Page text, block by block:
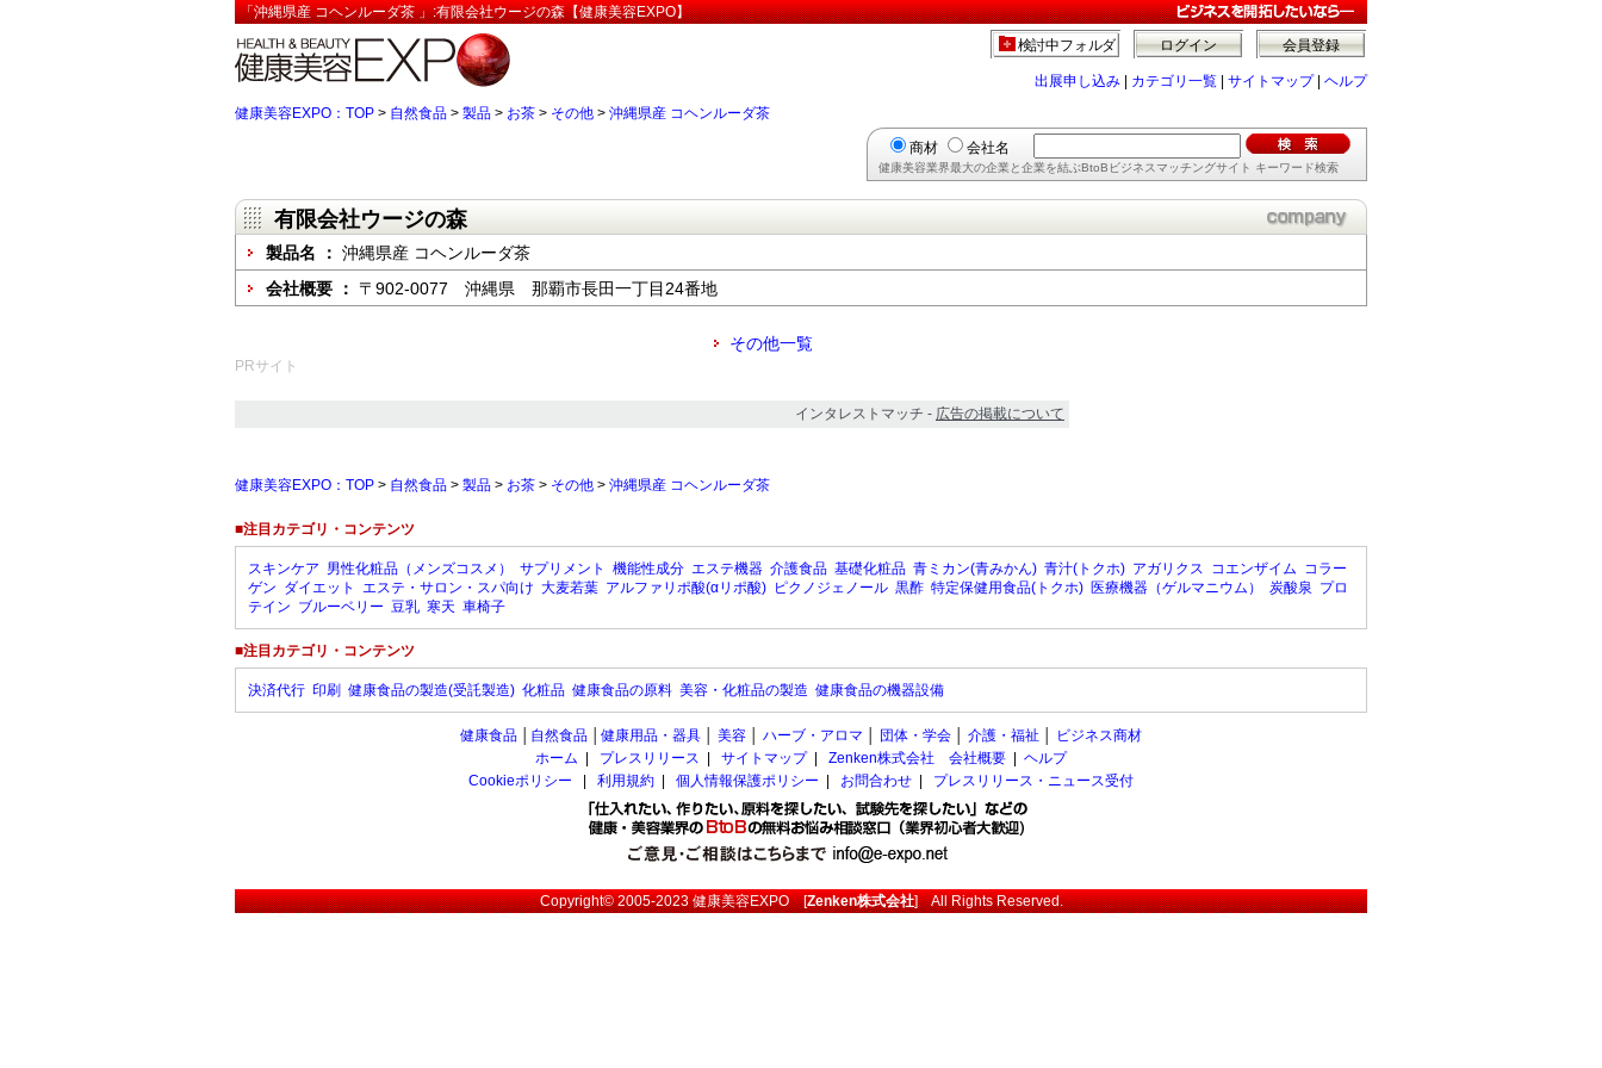
「沖縄県産 コヘンルーダ茶 」:有限会社ウージの森【健康美容EXPO】
会員登録
ログイン
検討中フォルダ
出展申し込み カテゴリ一覧 サイトマップ| ヘルプ
健康美容EXPO：TOP > 自然食品 > 製品 > お茶 > その他 > 沖縄県産 コヘンルーダ茶
商材 会社名
健康美容業界最大の企業と企業を結ぶBtoBビジネスマッチングサイト キーワード検索
有限会社ウージの森
製品名 ： 沖縄県産 コヘンルーダ茶
会社概要 ： 〒902-0077 沖縄県 那覇市長田一丁目24番地
その他一覧
PRサイト
インタレストマッチ - 広告の掲載について
健康美容EXPO：TOP > 自然食品 > 製品 > お茶 > その他 > 沖縄県産 コヘンルーダ茶
■注目カテゴリ・コンテンツ
スキンケア 男性化粧品（メンズコスメ） サプリメント 機能性成分 エステ機器 介護食品 基礎化粧品 青ミカン(青みかん) 青汁(トクホ) アガリクス コエンザイム コラー
ゲン ダイエット エステ・サロン・スパ向け 大麦若葉 アルファリポ酸(αリポ酸) ピクノジェノール 黒酢 特定保健用食品(トクホ) 医療機器（ゲルマニウム） 炭酸泉 プロ
テイン ブルーベリー 豆乳 寒天 車椅子
■注目カテゴリ・コンテンツ
決済代行 印刷 健康食品の製造(受託製造) 化粧品 健康食品の原料 美容・化粧品の製造 健康食品の機器設備
健康食品 自然食品 健康用品・器具 美容 ハーブ・アロマ 団体・学会 介護・福祉
ビジネス商材
ホーム
プレスリリース サイトマップ| Zenken株式会社 会社概要
ヘルプ
Cookieポリシー
利用規約 個人情報保護ポリシー お問合わせ プレスリリース・ニュース受付
Copyright© 2005-2023健康美容EXPO[Zenken株式会社] All Rights Reserved.